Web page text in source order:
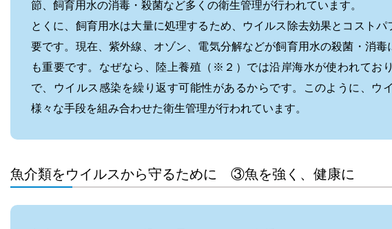
節、飼育用水の消毒・殺菌など多くの衛生管理が行われています。
とくに、飼育用水は大量に処理するため、ウイルス除去効果とコスト
要です。現在、紫外線、オゾン、電気分解などが飼育用水の殺菌・消
も重要です。なぜなら、陸上養殖（※２）では沿岸海水が使われてお
で、ウイルス感染を繰り返す可能性があるからです。このように、ウ
様々な手段を組み合わせた衛生管理が行われています。
魚介類をウイルスから守るために ③魚を強く、健康に